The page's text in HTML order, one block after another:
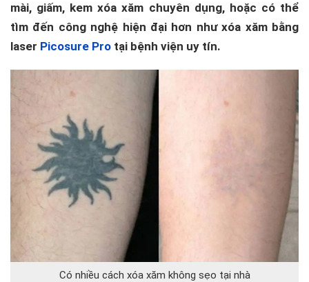
mài, giấm, kem xóa xăm chuyên dụng, hoặc có thể
tìm đến công nghệ hiện đại hơn như xóa xăm bằng
laser Picosure Pro tại bệnh viện uy tín.
Có nhiều cách xóa xăm không sẹo tại nhà